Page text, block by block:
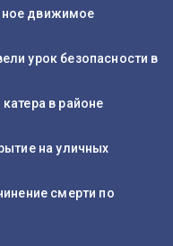
движимое
урок безопасности в
в районе
на уличных
смерти по